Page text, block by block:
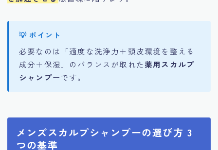
必要なのは「適度な洗浄力＋頭皮環境を整える
成分＋保湿」のバランスが取れた 薬用スカルプ
シャンプーです。
メンズスカルプシャンプーの選び方 3
つの基準